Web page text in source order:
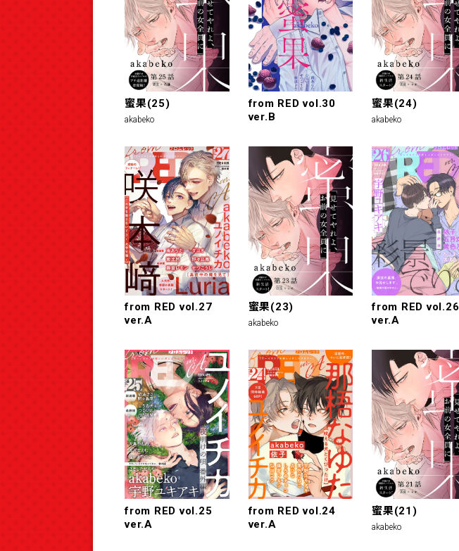
蜜果(25)
akabeko
from RED vol.30
ver.B
蜜果(24)
akabeko
from RED vol.27
ver.A
蜜果(23)
akabeko
from RED vol.26
ver.A
from RED vol.25
ver.A
from RED vol.24
ver.A
蜜果(21)
akabeko